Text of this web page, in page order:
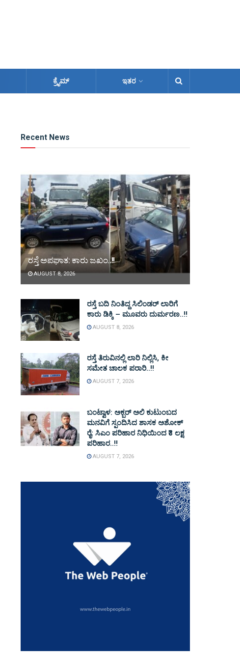
ಕ್ರೈಮ್ ಇತರ
Recent News
ರಸ್ತೆ ಅಪಘಾತ: ಕಾರು ಜಖಂ..!!
AUGUST 8, 2026
ರಸ್ತೆ ಬದಿ ನಿಂತಿದ್ದ ಸಿಲಿಂಡರ್ ಲಾರಿಗೆ
ಕಾರು ಡಿಕ್ಕಿ – ಮೂವರು ದುರ್ಮರಣ..!!
AUGUST 8, 2026
ರಸ್ತೆ ತಿರುವಿನಲ್ಲಿ ಲಾರಿ ನಿಲ್ಲಿಸಿ, ಕೀ
ಸಮೇತ ಚಾಲಕ ಪರಾರಿ..!!
AUGUST 7, 2026
ಬಂಟ್ವಾಳ: ಅಕ್ಬರ್ ಅಲಿ ಕುಟುಂಬದ
ಮನವಿಗೆ ಸ್ಪಂದಿಸಿದ ಶಾಸಕ ಅಶೋಕ್
ರೈ: ಸಿಎಂ ಪರಿಹಾರ ನಿಧಿಯಿಂದ ₹3 ಲಕ್ಷ
ಪರಿಹಾರ..!!
AUGUST 7, 2026